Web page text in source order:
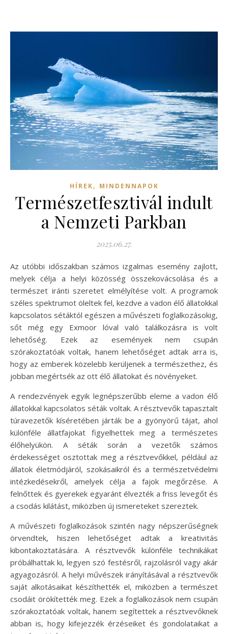
HÍREK, MINDENNAPOK
Természetfesztivál indult
a Nemzeti Parkban
2025.06.27.
Az utóbbi időszakban számos izgalmas esemény zajlott,
melyek célja a helyi közösség összekovácsolása és a
természet iránti szeretet elmélyítése volt. A programok
széles spektrumot öleltek fel, kezdve a vadon élő állatokkal
kapcsolatos sétáktól egészen a művészeti foglalkozásokig,
sőt még egy Exmoor lóval való találkozásra is volt
lehetőség. Ezek az események nem csupán
szórakoztatóak voltak, hanem lehetőséget adtak arra is,
hogy az emberek közelebb kerüljenek a természethez, és
jobban megértsék az ott élő állatokat és növényeket.
A rendezvények egyik legnépszerűbb eleme a vadon élő
állatokkal kapcsolatos séták voltak. A résztvevők tapasztalt
túravezetők kíséretében járták be a gyönyörű tájat, ahol
különféle állatfajokat figyelhettek meg a természetes
élőhelyükön. A séták során a vezetők számos
érdekességet osztottak meg a résztvevőkkel, például az
állatok életmódjáról, szokásaikról és a természetvédelmi
intézkedésekről, amelyek célja a fajok megőrzése. A
felnőttek és gyerekek egyaránt élvezték a friss levegőt és
a csodás kilátást, miközben új ismereteket szereztek.
A művészeti foglalkozások szintén nagy népszerűségnek
örvendtek, hiszen lehetőséget adtak a kreativitás
kibontakoztatására. A résztvevők különféle technikákat
próbálhattak ki, legyen szó festésről, rajzolásról vagy akár
agyagozásról. A helyi művészek irányításával a résztvevők
saját alkotásaikat készíthették el, miközben a természet
csodáit örökítették meg. Ezek a foglalkozások nem csupán
szórakoztatóak voltak, hanem segítettek a résztvevőknek
abban is, hogy kifejezzék érzéseiket és gondolataikat a